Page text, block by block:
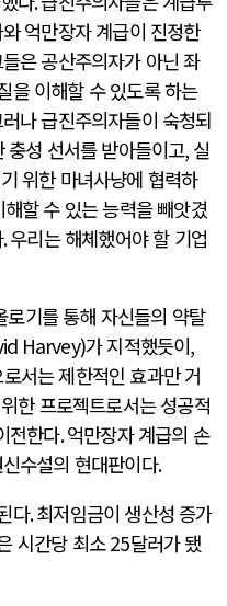
억만장자 계급이 진정한
은 공산주의자가 아닌 좌
을 이해할 수 있도록 하는
나 급진주의자들이 숙청되
충성 선서를 받아들이고, 실
위한 마녀사냥에 협력하
할 수 있는 능력을 빼앗겼
.우리는 해체했어야 할 기업
기를 통해 자신들의 약탈
Harvey)가 지적했듯이,
서는 제한적인 효과만 거
한 프로젝트로서는 성공적
전한다.억만장자 계급의 손
수설의 현대판이다.
다.최저임금이 생산성 증가
시간당 최소25달러가 됐